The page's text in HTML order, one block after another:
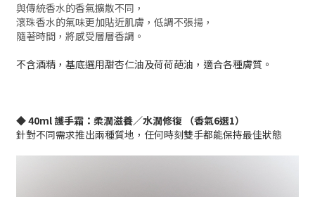
與傳統香水的香氣擴散不同，
滾珠香水的氣味更加貼近肌膚，低調不張揚，
隨著時間，將感受層層香調。
不含酒精，基底選用甜杏仁油及荷荷葩油，適合各種膚質。
◆ 40ml 護手霜：柔潤滋養／水潤修復 （香氣6選1）
針對不同需求推出兩種質地，任何時刻雙手都能保持最佳狀態